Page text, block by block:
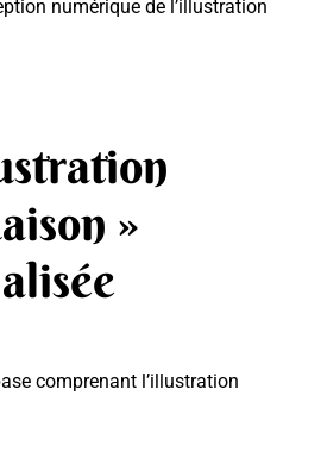
numérique de l’illustration
»
comprenant l’illustration